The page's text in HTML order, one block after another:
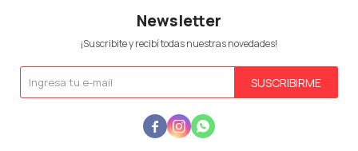
Newsletter
¡Suscribite y recibí todas nuestras novedades!
SUSCRIBIRME
  